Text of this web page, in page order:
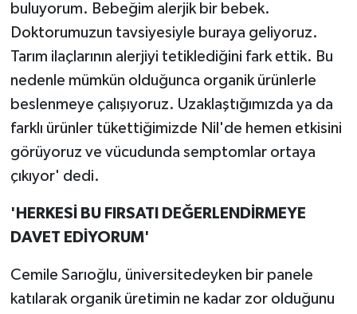
buluyorum. Bebeğim alerjik bir bebek.
Doktorumuzun tavsiyesiyle buraya geliyoruz.
Tarım ilaçlarının alerjiyi tetiklediğini fark ettik. Bu
nedenle mümkün olduğunca organik ürünlerle
beslenmeye çalışıyoruz. Uzaklaştığımızda ya da
farklı ürünler tükettiğimizde Nil'de hemen etkisini
görüyoruz ve vücudunda semptomlar ortaya
çıkıyor' dedi.
'HERKESİ BU FIRSATI DEĞERLENDİRMEYE
DAVET EDİYORUM'
Cemile Sarıoğlu, üniversitedeyken bir panele
katılarak organik üretimin ne kadar zor olduğunu